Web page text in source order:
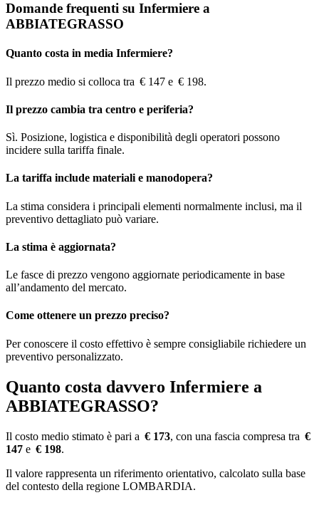
Domande frequenti su Infermiere a
ABBIATEGRASSO
Quanto costa in media Infermiere?
Il prezzo medio si colloca tra € 147 e € 198.
Il prezzo cambia tra centro e periferia?
Sì. Posizione, logistica e disponibilità degli operatori possono
incidere sulla tariffa finale.
La tariffa include materiali e manodopera?
La stima considera i principali elementi normalmente inclusi, ma il
preventivo dettagliato può variare.
La stima è aggiornata?
Le fasce di prezzo vengono aggiornate periodicamente in base
all’andamento del mercato.
Come ottenere un prezzo preciso?
Per conoscere il costo effettivo è sempre consigliabile richiedere un
preventivo personalizzato.
Quanto costa davvero Infermiere a
ABBIATEGRASSO?
Il costo medio stimato è pari a € 173, con una fascia compresa tra €
147 e € 198.
Il valore rappresenta un riferimento orientativo, calcolato sulla base
del contesto della regione LOMBARDIA.